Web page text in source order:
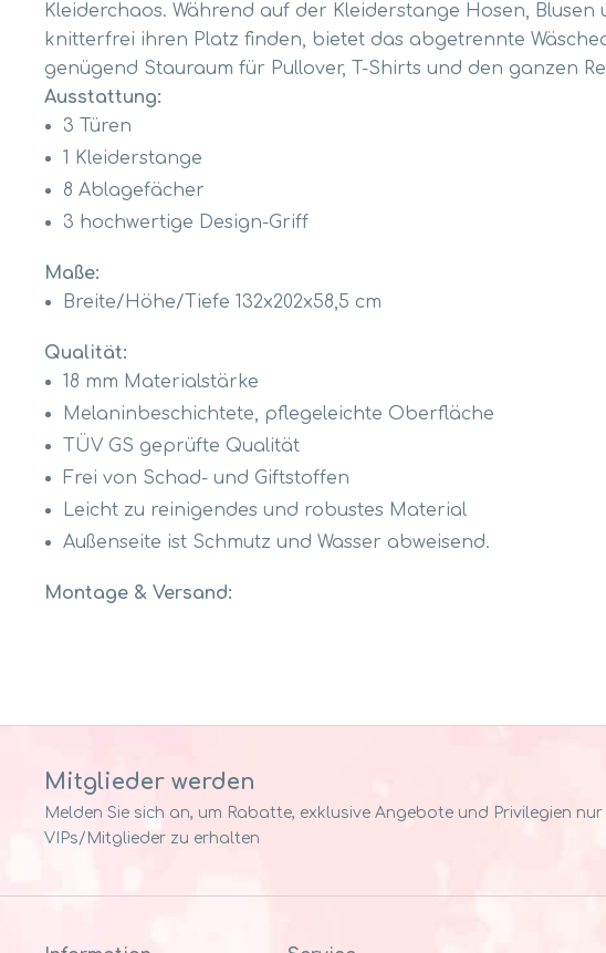
Kleiderchaos. Während auf der Kleiderstange Hosen, Blusen
knitterfrei ihren Platz finden, bietet das abgetrennte
genügend Stauraum für Pullover, T-Shirts und den ganzen
Ausstattung:
3 Türen
1 Kleiderstange
8 Ablagefächer
3 hochwertige Design-Griff
Maße:
Breite/Höhe/Tiefe 132x202x58,5 cm
Qualität:
18 mm Materialstärke
Melaninbeschichtete, pflegeleichte Oberfläche
TÜV GS geprüfte Qualität
Frei von Schad- und Giftstoffen
Leicht zu reinigendes und robustes Material
Außenseite ist Schmutz und Wasser abweisend.
Montage & Versand:
Mitglieder werden
Melden Sie sich an, um Rabatte, exklusive Angebote und Privilegien
VIPs/Mitglieder zu erhalten